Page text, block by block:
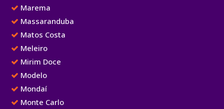
Marema
Massaranduba
Matos Costa
Meleiro
Mirim Doce
Modelo
Mondaí
Monte Carlo